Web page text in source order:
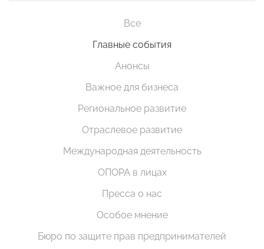
Все
Главные события
Анонсы
Важное для бизнеса
Региональное развитие
Отраслевое развитие
Международная деятельность
ОПОРА в лицах
Пресса о нас
Особое мнение
Бюро по защите прав предпринимателей